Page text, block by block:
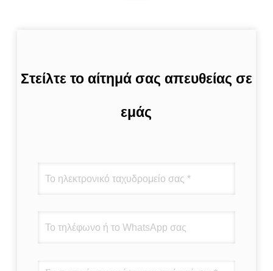
Στείλτε το αίτημά σας απευθείας σε
εμάς